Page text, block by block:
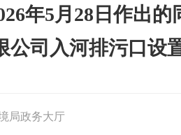
年5月28日作出
公司入河排污口设
局政务大厅